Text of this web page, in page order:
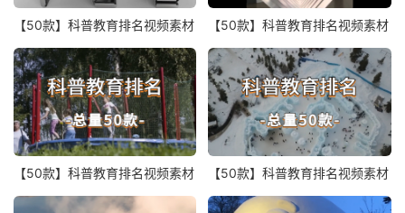
【50款】科普教育排名视频素材 【50款】科普教育排名视频素材
【50款】科普教育排名视频素材 【50款】科普教育排名视频素材